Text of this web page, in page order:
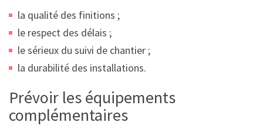
la qualité des finitions ;
le respect des délais ;
le sérieux du suivi de chantier ;
la durabilité des installations.
Prévoir les équipements
complémentaires